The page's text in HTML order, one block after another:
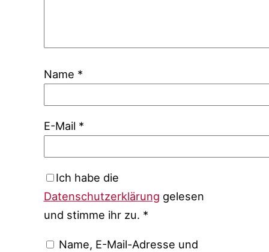
Name *
E-Mail *
Ich habe die
Datenschutzerklärung gelesen
und stimme ihr zu. *
Name, E-Mail-Adresse und